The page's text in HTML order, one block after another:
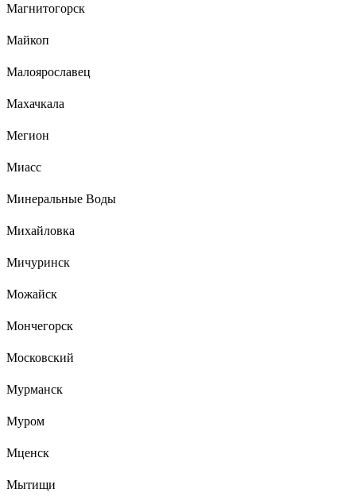
Магнитогорск
Майкоп
Малоярославец
Махачкала
Мегион
Миасс
Минеральные Воды
Михайловка
Мичуринск
Можайск
Мончегорск
Московский
Мурманск
Муром
Мценск
Мытищи